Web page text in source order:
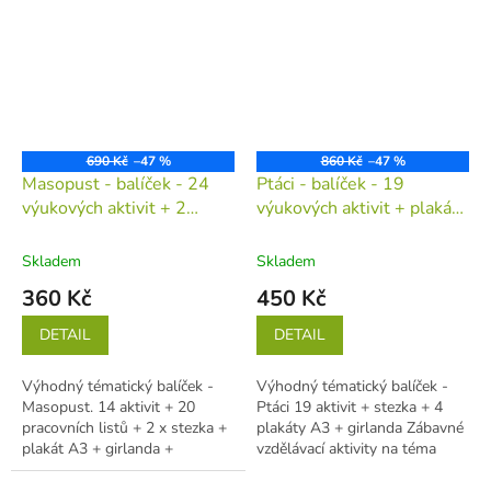
690 Kč –47 %
Masopust - balíček - 24
výukových aktivit + 2
(tiskovina v jednotlivých
Skladem
360 Kč
DETAIL
Výhodný tématický balíček -
Masopust. 14 aktivit + 20
pracovních listů + 2 x stezka +
plakát A3 + girlanda +
informační karty Zábavné
860 Kč –47 %
Ptáci - balíček - 19
výukových aktivit + plakáty
jednotlivých listech)
Skladem
450 Kč
DETAIL
Výhodný tématický balíček -
Ptáci 19 aktivit + stezka + 4
plakáty A3 + girlanda Zábavné
vzdělávací aktivity na téma